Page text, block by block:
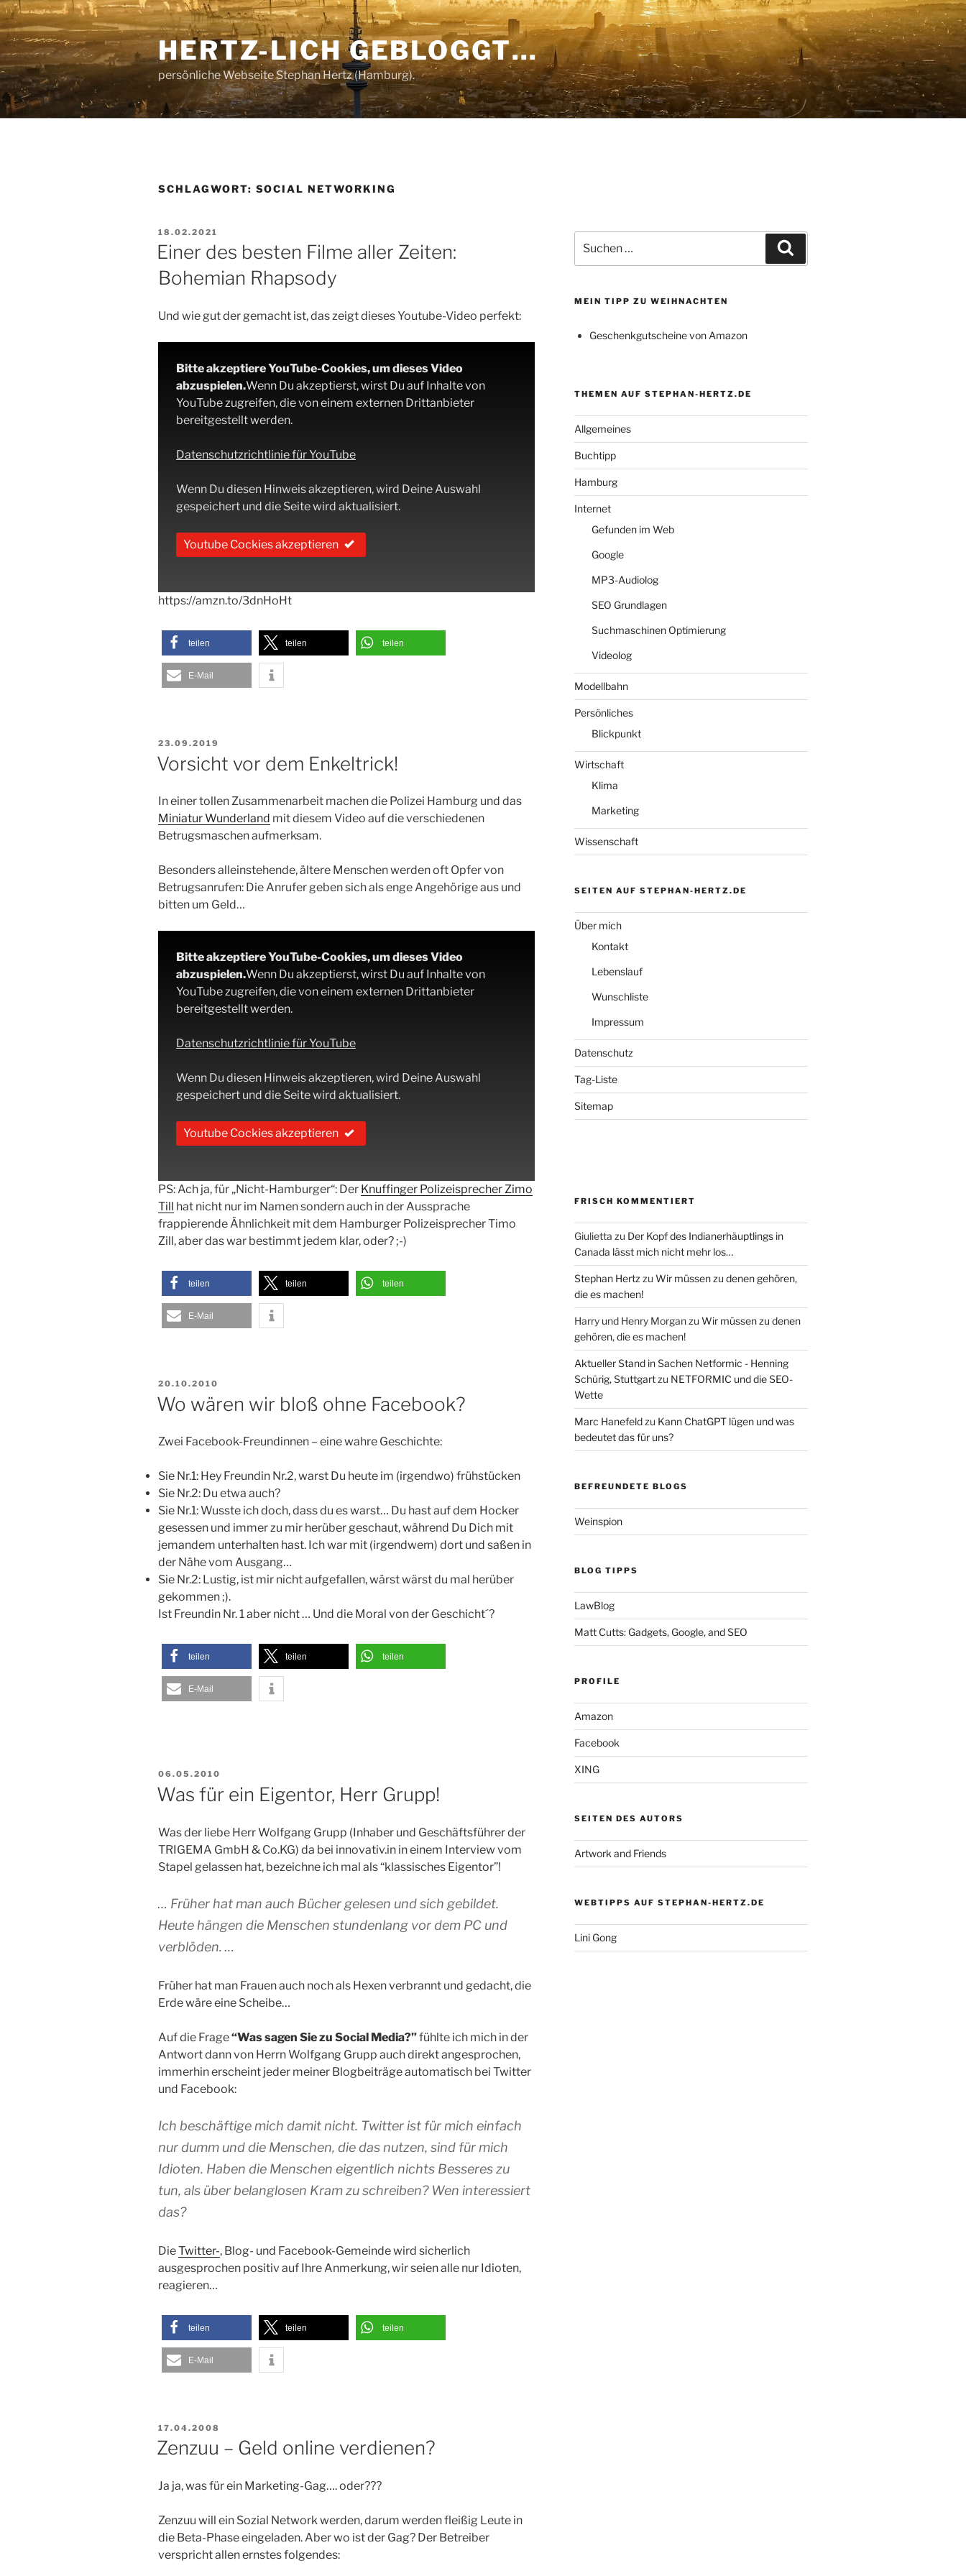
Zum
Inhalt
springen
HERTZ-LICH GEBLOGGT…
persönliche Webseite Stephan Hertz (Hamburg).
SCHLAGWORT: SOCIAL NETWORKING
VERÖFFENTLICHT
AM
18.02.2021
Einer des besten Filme aller Zeiten:
Bohemian Rhapsody
Und wie gut der gemacht ist, das zeigt dieses Youtube-Video perfekt:
Bitte akzeptiere YouTube-Cookies, um dieses Video
abzuspielen.Wenn Du akzeptierst, wirst Du auf Inhalte von
YouTube zugreifen, die von einem externen Drittanbieter
bereitgestellt werden.
Datenschutzrichtlinie für YouTube
Wenn Du diesen Hinweis akzeptieren, wird Deine Auswahl
gespeichert und die Seite wird aktualisiert.
Youtube Cockies akzeptieren
https://amzn.to/3dnHoHt
teilen teilen teilen
E-Mail
VERÖFFENTLICHT
23.09.2019
Vorsicht vor dem Enkeltrick!
In einer tollen Zusammenarbeit machen die Polizei Hamburg und das
Miniatur Wunderland mit diesem Video auf die verschiedenen
Betrugsmaschen aufmerksam.
Besonders alleinstehende, ältere Menschen werden oft Opfer von
Betrugsanrufen: Die Anrufer geben sich als enge Angehörige aus und
bitten um Geld…
Bitte akzeptiere YouTube-Cookies, um dieses Video
abzuspielen.Wenn Du akzeptierst, wirst Du auf Inhalte von
YouTube zugreifen, die von einem externen Drittanbieter
bereitgestellt werden.
Datenschutzrichtlinie für YouTube
Wenn Du diesen Hinweis akzeptieren, wird Deine Auswahl
gespeichert und die Seite wird aktualisiert.
Youtube Cockies akzeptieren
PS: Ach ja, für „Nicht-Hamburger“: Der Knuffinger Polizeisprecher Zimo
Till hat nicht nur im Namen sondern auch in der Aussprache
frappierende Ähnlichkeit mit dem Hamburger Polizeisprecher Timo
Zill, aber das war bestimmt jedem klar, oder? ;-)
teilen teilen teilen
E-Mail
VERÖFFENTLICHT
AM
20.10.2010
Wo wären wir bloß ohne Facebook?
Zwei Facebook-Freundinnen – eine wahre Geschichte:
Sie Nr.1: Hey Freundin Nr.2, warst Du heute im (irgendwo) frühstücken
Sie Nr.2: Du etwa auch?
Sie Nr.1: Wusste ich doch, dass du es warst… Du hast auf dem Hocker
gesessen und immer zu mir herüber geschaut, während Du Dich mit
jemandem unterhalten hast. Ich war mit (irgendwem) dort und saßen in
der Nähe vom Ausgang…
Sie Nr.2: Lustig, ist mir nicht aufgefallen, wärst wärst du mal herüber
gekommen ;).
Ist Freundin Nr. 1 aber nicht … Und die Moral von der Geschicht´?
teilen teilen teilen
E-Mail
VERÖFFENTLICHT
AM
06.05.2010
Was für ein Eigentor, Herr Grupp!
Was der liebe Herr Wolfgang Grupp (Inhaber und Geschäftsführer der
TRIGEMA GmbH & Co.KG) da bei innovativ.in in einem Interview vom
Stapel gelassen hat, bezeichne ich mal als “klassisches Eigentor”!
… Früher hat man auch Bücher gelesen und sich gebildet.
Heute hängen die Menschen stundenlang vor dem PC und
verblöden. …
Früher hat man Frauen auch noch als Hexen verbrannt und gedacht, die
Erde wäre eine Scheibe…
Auf die Frage“Was sagen Sie zu Social Media?”fühlte ich mich in der
Antwort dann von Herrn Wolfgang Grupp auch direkt angesprochen,
immerhin erscheint jeder meiner Blogbeiträge automatisch bei Twitter
und Facebook:
Ich beschäftige mich damit nicht. Twitter ist für mich einfach
nur dumm und die Menschen, die das nutzen, sind für mich
Idioten. Haben die Menschen eigentlich nichts Besseres zu
tun, als über belanglosen Kram zu schreiben? Wen interessiert
das?
DieTwitter-, Blog- und Facebook-Gemeinde wird sicherlich
ausgesprochen positiv auf Ihre Anmerkung, wir seien alle nur Idioten,
reagieren…
teilen teilen teilen
E-Mail
VERÖFFENTLICHT
AM
17.04.2008
Zenzuu – Geld online verdienen?
Ja ja, was für ein Marketing-Gag…. oder???
Zenzuu will ein Sozial Network werden, darum werden fleißig Leute in
die Beta-Phase eingeladen. Aber wo ist der Gag? Der Betreiber
verspricht allen ernstes folgendes:
nach:
MEIN TIPP ZU WEIHNACHTEN
Geschenkgutscheine von Amazon
THEMEN AUF STEPHAN-HERTZ.DE
Allgemeines
Buchtipp
Hamburg
Internet
Gefunden im Web
Google
MP3-Audiolog
SEO Grundlagen
Suchmaschinen Optimierung
Videolog
Modellbahn
Persönliches
Blickpunkt
Wirtschaft
Klima
Marketing
Wissenschaft
SEITEN AUF STEPHAN-HERTZ.DE
Über mich
Kontakt
Lebenslauf
Wunschliste
Impressum
Datenschutz
Tag-Liste
Sitemap
FRISCH KOMMENTIERT
Giulietta zu Der Kopf des Indianerhäuptlings in
Canada lässt mich nicht mehr los…
Stephan Hertz zu Wir müssen zu denen gehören,
die es machen!
Harry und Henry Morganzu Wir müssen zu denen
gehören, die es machen!
Aktueller Stand in Sachen Netformic - Henning
Schürig, Stuttgartzu NETFORMIC und die SEO-
Wette
Marc Hanefeldzu Kann ChatGPT lügen und was
bedeutet das für uns?
BEFREUNDETE BLOGS
Weinspion
BLOG TIPPS
LawBlog
Matt Cutts: Gadgets, Google, and SEO
PROFILE
Amazon
Facebook
XING
SEITEN DES AUTORS
Artwork and Friends
WEBTIPPS AUF STEPHAN-HERTZ.DE
Lini Gong